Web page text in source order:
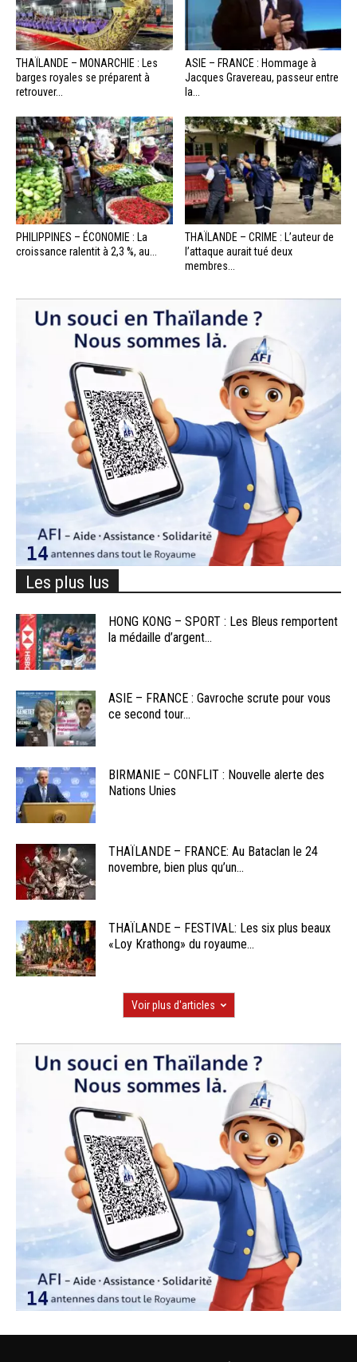
THAÏLANDE – MONARCHIE : Les
barges royales se préparent à
retrouver...
ASIE – FRANCE : Hommage à
Jacques Gravereau, passeur entre
la...
PHILIPPINES – ÉCONOMIE : La
croissance ralentit à 2,3 %, au...
THAÏLANDE – CRIME : L’auteur de
l’attaque aurait tué deux
membres...
Les plus lus
HONG KONG – SPORT : Les Bleus remportent
la médaille d’argent...
ASIE – FRANCE : Gavroche scrute pour vous
ce second tour...
BIRMANIE – CONFLIT : Nouvelle alerte des
Nations Unies
THAÏLANDE – FRANCE: Au Bataclan le 24
novembre, bien plus qu’un...
THAÏLANDE – FESTIVAL: Les six plus beaux
«Loy Krathong» du royaume...
Voir plus d'articles